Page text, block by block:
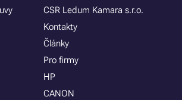
CSR Ledum Kamara s.r.o.
Kontakty
Články
Pro firmy
HP
CANON